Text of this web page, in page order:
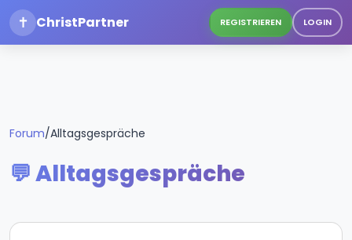
✝ ChristPartner REGISTRIEREN LOGIN
Forum/Alltagsgespräche
💬 Alltagsgespräche